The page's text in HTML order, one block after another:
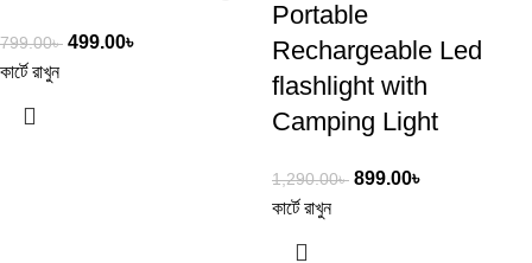
799.00৳ 499.00৳
কার্টে রাখুন
Portable
Rechargeable Led
flashlight with
Camping Light
1,290.00৳ 899.00৳
কার্টে রাখুন